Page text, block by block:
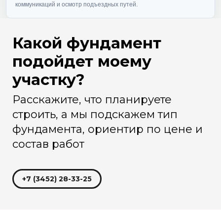
коммуникаций и осмотр подъездных путей.
+7 (3452) 28-33-25
Расскажите, что планируете
строить, а мы подскажем тип
фундамента, ориентир по цене и
состав работ
Какой фундамент
подойдет моему
участку?